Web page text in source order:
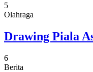
5
Olahraga
Drawing Piala
6
Berita